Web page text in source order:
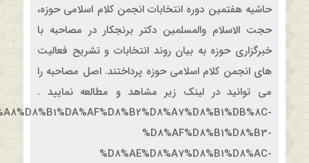
حاشیه هفتمین دوره انتخابات انجمن کلام اسلامی حوزه،
حجت الاسلام والمسلمین دکتر برنجکار در مصاحبه با
خبرگزاری حوزه به بیان روند انتخابات و تشریح فعالیت
های انجمن کلام اسلامی حوزه پرداختند. اصل مصاحبه را
می توانید در لینک زیر مشاهد و مطالعه نمایید .
%D8%AF%D8%B1%D8%B3-
%D8%AE%D8%A7%D8%B1%D8%AC-